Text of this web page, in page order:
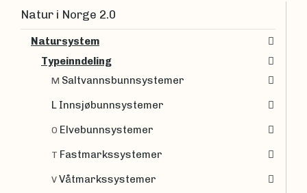
Natur i Norge 2.0
Natursystem
Typeinndeling
M Saltvannsbunnsystemer
L Innsjøbunnsystemer
O Elvebunnsystemer
T Fastmarkssystemer
V Våtmarkssystemer